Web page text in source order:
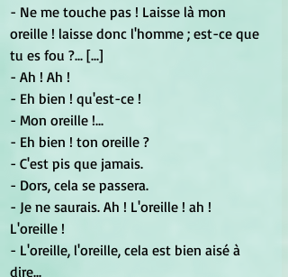
- Ne me touche pas ! Laisse là mon
oreille ! laisse donc l'homme ; est-ce que
tu es fou ?... [...]
- Ah ! Ah !
- Eh bien ! qu'est-ce !
- Mon oreille !...
- Eh bien ! ton oreille ?
- C'est pis que jamais.
- Dors, cela se passera.
- Je ne saurais. Ah ! L'oreille ! ah !
L'oreille !
- L'oreille, l'oreille, cela est bien aisé à
dire...